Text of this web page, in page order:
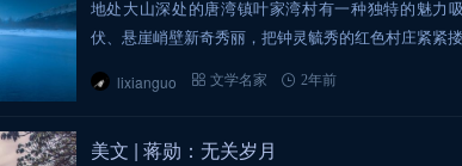
地处大山深处的唐湾镇叶家湾村有一种独特的魅力
伏、悬崖峭壁新奇秀丽，把钟灵毓秀的红色村庄紧紧
lixianguo 文学名家 2年前
美文 | 蒋勋：无关岁月